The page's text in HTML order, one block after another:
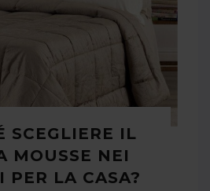
SCEGLIERE IL
MOUSSE NEI
PER LA CASA?